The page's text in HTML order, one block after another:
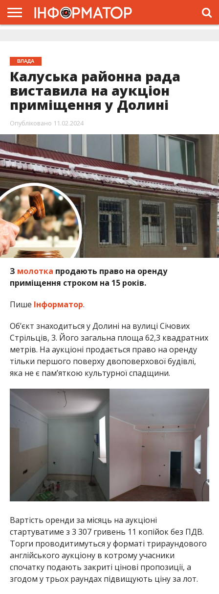
ВЛАДА
Калуська районна рада
виставила на аукціон
приміщення у Долині
Опубліковано 11.02.2024
З молотка продають право на оренду
приміщення строком на 15 років.
Пише Інформатор.
Обʼєкт знаходиться у Долині на вулиці Січових
Стрільців, 3. Його загальна площа 62,3 квадратних
метрів. На аукціоні продається право на оренду
тільки першого поверху двоповерхової будівлі,
яка не є пам’яткою культурної спадщини.
Вартість оренди за місяць на аукціоні
стартуватиме з 3 307 гривень 11 копійок без ПДВ.
Торги проводитимуться у форматі трираундового
англійського аукціону в котрому учасники
спочатку подають закриті цінові пропозиції, а
згодом у трьох раундах підвищують ціну за лот.